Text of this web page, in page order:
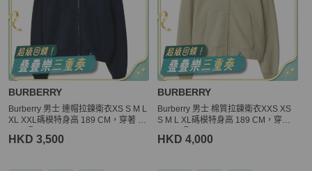
BURBERRY
Burberry 男士 連帽拉鍊衛衣XS S M L
XL XXL碼模特身高 189 CM，穿著 U
HKD 3,500
BURBERRY
Burberry 男士 棉質拉鍊衛衣XXS XS
S M L XL碼模特身高 189 CM，穿著
HKD 4,000